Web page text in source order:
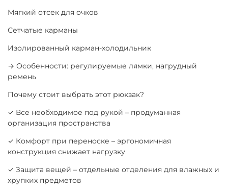
Мягкий отсек для очков
Сетчатые карманы
Изолированный карман-холодильник
→ Особенности: регулируемые лямки, нагрудный
ремень
Почему стоит выбрать этот рюкзак?
✓ Все необходимое под рукой – продуманная
организация пространства
✓ Комфорт при переноске – эргономичная
конструкция снижает нагрузку
✓ Защита вещей – отдельные отделения для влажных и
хрупких предметов